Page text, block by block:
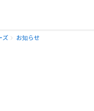
ズ お知らせ